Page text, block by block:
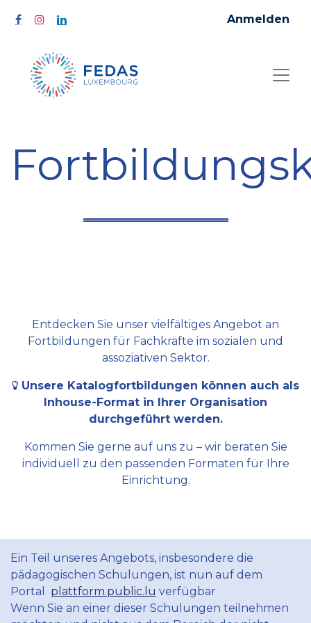
Anmelden
Entdecken Sie unser vielfältiges Angebot an
Fortbildungen für Fachkräfte im sozialen und
assoziativen Sektor.
Unsere Katalogfortbildungen können auch als
Inhouse-Format in Ihrer Organisation
durchgeführt werden.
Kommen Sie gerne auf uns zu – wir beraten Sie
individuell zu den passenden Formaten für Ihre
Einrichtung.
Ein Teil unseres Angebots, insbesondere die
pädagogischen Schulungen, ist nun auf dem
Portal plattform.public.lu verfügbar
Wenn Sie an einer dieser Schulungen teilnehmen